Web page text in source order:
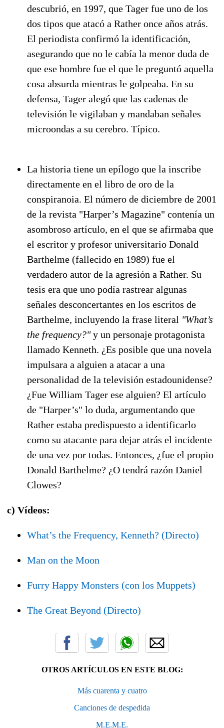
descubrió, en 1997, que Tager fue uno de los
dos tipos que atacó a Rather once años atrás.
El periodista confirmó la identificación,
asegurando que no le cabía la menor duda de
que ese hombre fue el que le preguntó aquella
cosa absurda mientras le golpeaba. En su
defensa, Tager alegó que las cadenas de
televisión le vigilaban y mandaban señales
microondas a su cerebro. Típico.
La historia tiene un epílogo que la inscribe
directamente en el libro de oro de la
conspiranoia. El número de diciembre de 2001
de la revista "Harper’s Magazine" contenía un
asombroso artículo, en el que se afirmaba que
el escritor y profesor universitario Donald
Barthelme (fallecido en 1989) fue el
verdadero autor de la agresión a Rather. Su
tesis era que uno podía rastrear algunas
señales desconcertantes en los escritos de
Barthelme, incluyendo la frase literal "What’s
the frequency?"y un personaje protagonista
llamado Kenneth. ¿Es posible que una novela
impulsara a alguien a atacar a una
personalidad de la televisión estadounidense?
¿Fue William Tager ese alguien? El artículo
de "Harper’s" lo duda, argumentando que
Rather estaba predispuesto a identificarlo
como su atacante para dejar atrás el incidente
de una vez por todas. Entonces, ¿fue el propio
Donald Barthelme? ¿O tendrá razón Daniel
Clowes?
c) Vídeos:
What’s the Frequency, Kenneth? (Directo)
Man on the Moon
Furry Happy Monsters (con los Muppets)
The Great Beyond (Directo)
OTROS ARTÍCULOS EN ESTE BLOG:
Más cuarenta y cuatro
Canciones de despedida
M.E.M.E.